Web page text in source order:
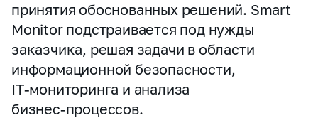
принятия обоснованных решений. Smart
Monitor подстраивается под нужды
заказчика, решая задачи в области
информационной безопасности,
IT‑мониторинга и анализа
бизнес‑процессов.